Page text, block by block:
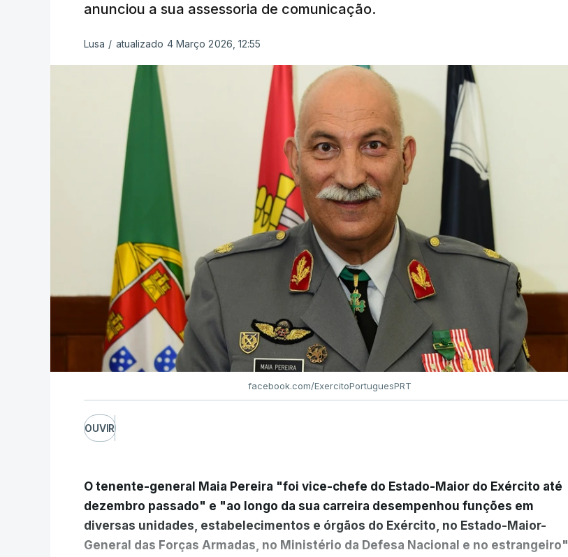
anunciou a sua assessoria de comunicação.
Lusa / atualizado 4 Março 2026, 12:55
facebook.com/ExercitoPortuguesPRT
OUVIR
O tenente-general Maia Pereira "foi vice-chefe do Estado-Maior do Exército até
dezembro passado" e "ao longo da sua carreira desempenhou funções em
diversas unidades, estabelecimentos e órgãos do Exército, no Estado-Maior-
General das Forças Armadas, no Ministério da Defesa Nacional e no estrangeiro"